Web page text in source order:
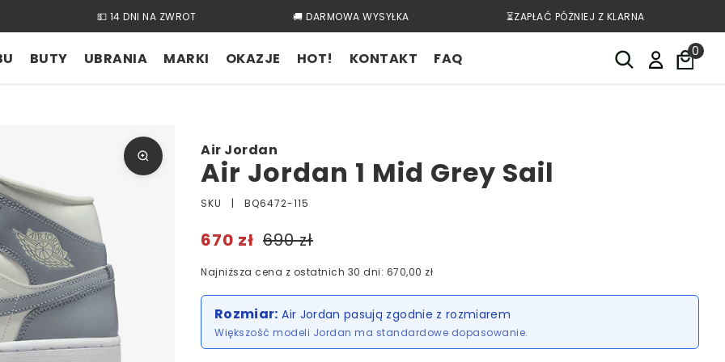
💵 14 DNI NA ZWROT 🚚 DARMOWA WYSYŁKA ⏳ZAPŁAĆ PÓŻNIEJ Z KLARNA
BUTY UBRANIA MARKI OKAZJE HOT! KONTAKT FAQ 0
Air Jordan
Air Jordan 1 Mid Grey Sail
SKU | BQ6472-115
670 zł 690 zł
Najniższa cena z ostatnich 30 dni: 670,00 zł
Rozmiar: Air Jordan pasują zgodnie z rozmiarem
Większość modeli Jordan ma standardowe dopasowanie.